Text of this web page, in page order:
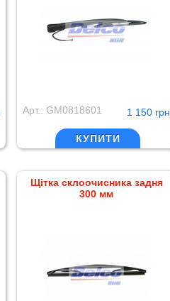
Арт.: GM0818601 1 150 грн
КУПИТИ
Щітка склоочисника задня
300 мм